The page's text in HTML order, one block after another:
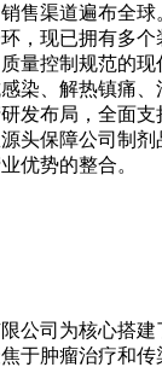
售渠道遍布全
，现已拥有多
量控制规范的现
染、解热镇痛
发布局，全面支
头保障公司制
优势的整合。
公司为核心搭
于肿瘤治疗和